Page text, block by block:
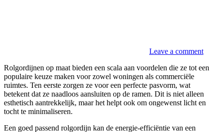
Leave a comment
Rolgordijnen op maat bieden een scala aan voordelen die ze tot een
populaire keuze maken voor zowel woningen als commerciële
ruimtes. Ten eerste zorgen ze voor een perfecte pasvorm, wat
betekent dat ze naadloos aansluiten op de ramen. Dit is niet alleen
esthetisch aantrekkelijk, maar het helpt ook om ongewenst licht en
tocht te minimaliseren.
Een goed passend rolgordijn kan de energie-efficiëntie van een